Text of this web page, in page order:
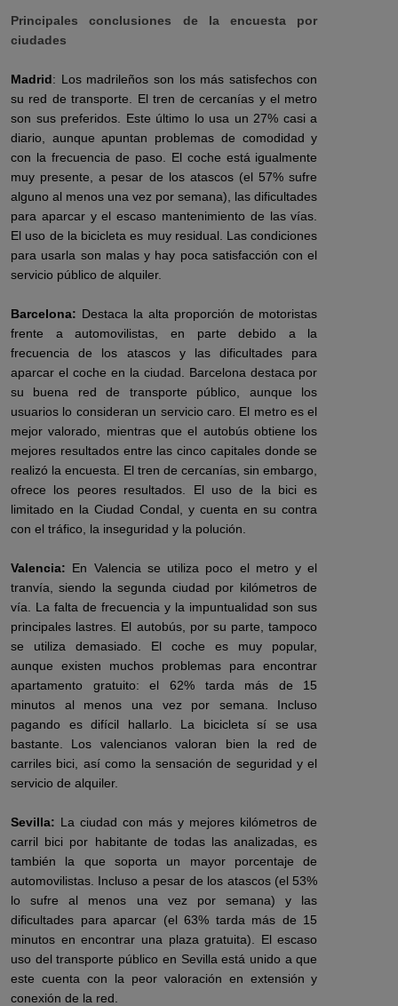
Principales conclusiones de la encuesta por
ciudades
Madrid: Los madrileños son los más satisfechos con
su red de transporte. El tren de cercanías y el metro
son sus preferidos. Este último lo usa un 27% casi a
diario, aunque apuntan problemas de comodidad y
con la frecuencia de paso. El coche está igualmente
muy presente, a pesar de los atascos (el 57% sufre
alguno al menos una vez por semana), las dificultades
para aparcar y el escaso mantenimiento de las vías.
El uso de la bicicleta es muy residual. Las condiciones
para usarla son malas y hay poca satisfacción con el
servicio público de alquiler.
Barcelona: Destaca la alta proporción de motoristas
frente a automovilistas, en parte debido a la
frecuencia de los atascos y las dificultades para
aparcar el coche en la ciudad. Barcelona destaca por
su buena red de transporte público, aunque los
usuarios lo consideran un servicio caro. El metro es el
mejor valorado, mientras que el autobús obtiene los
mejores resultados entre las cinco capitales donde se
realizó la encuesta. El tren de cercanías, sin embargo,
ofrece los peores resultados. El uso de la bici es
limitado en la Ciudad Condal, y cuenta en su contra
con el tráfico, la inseguridad y la polución.
Valencia: En Valencia se utiliza poco el metro y el
tranvía, siendo la segunda ciudad por kilómetros de
vía. La falta de frecuencia y la impuntualidad son sus
principales lastres. El autobús, por su parte, tampoco
se utiliza demasiado. El coche es muy popular,
aunque existen muchos problemas para encontrar
apartamento gratuito: el 62% tarda más de 15
minutos al menos una vez por semana. Incluso
pagando es difícil hallarlo. La bicicleta sí se usa
bastante. Los valencianos valoran bien la red de
carriles bici, así como la sensación de seguridad y el
servicio de alquiler.
Sevilla: La ciudad con más y mejores kilómetros de
carril bici por habitante de todas las analizadas, es
también la que soporta un mayor porcentaje de
automovilistas. Incluso a pesar de los atascos (el 53%
lo sufre al menos una vez por semana) y las
dificultades para aparcar (el 63% tarda más de 15
minutos en encontrar una plaza gratuita). El escaso
uso del transporte público en Sevilla está unido a que
este cuenta con la peor valoración en extensión y
conexión de la red.